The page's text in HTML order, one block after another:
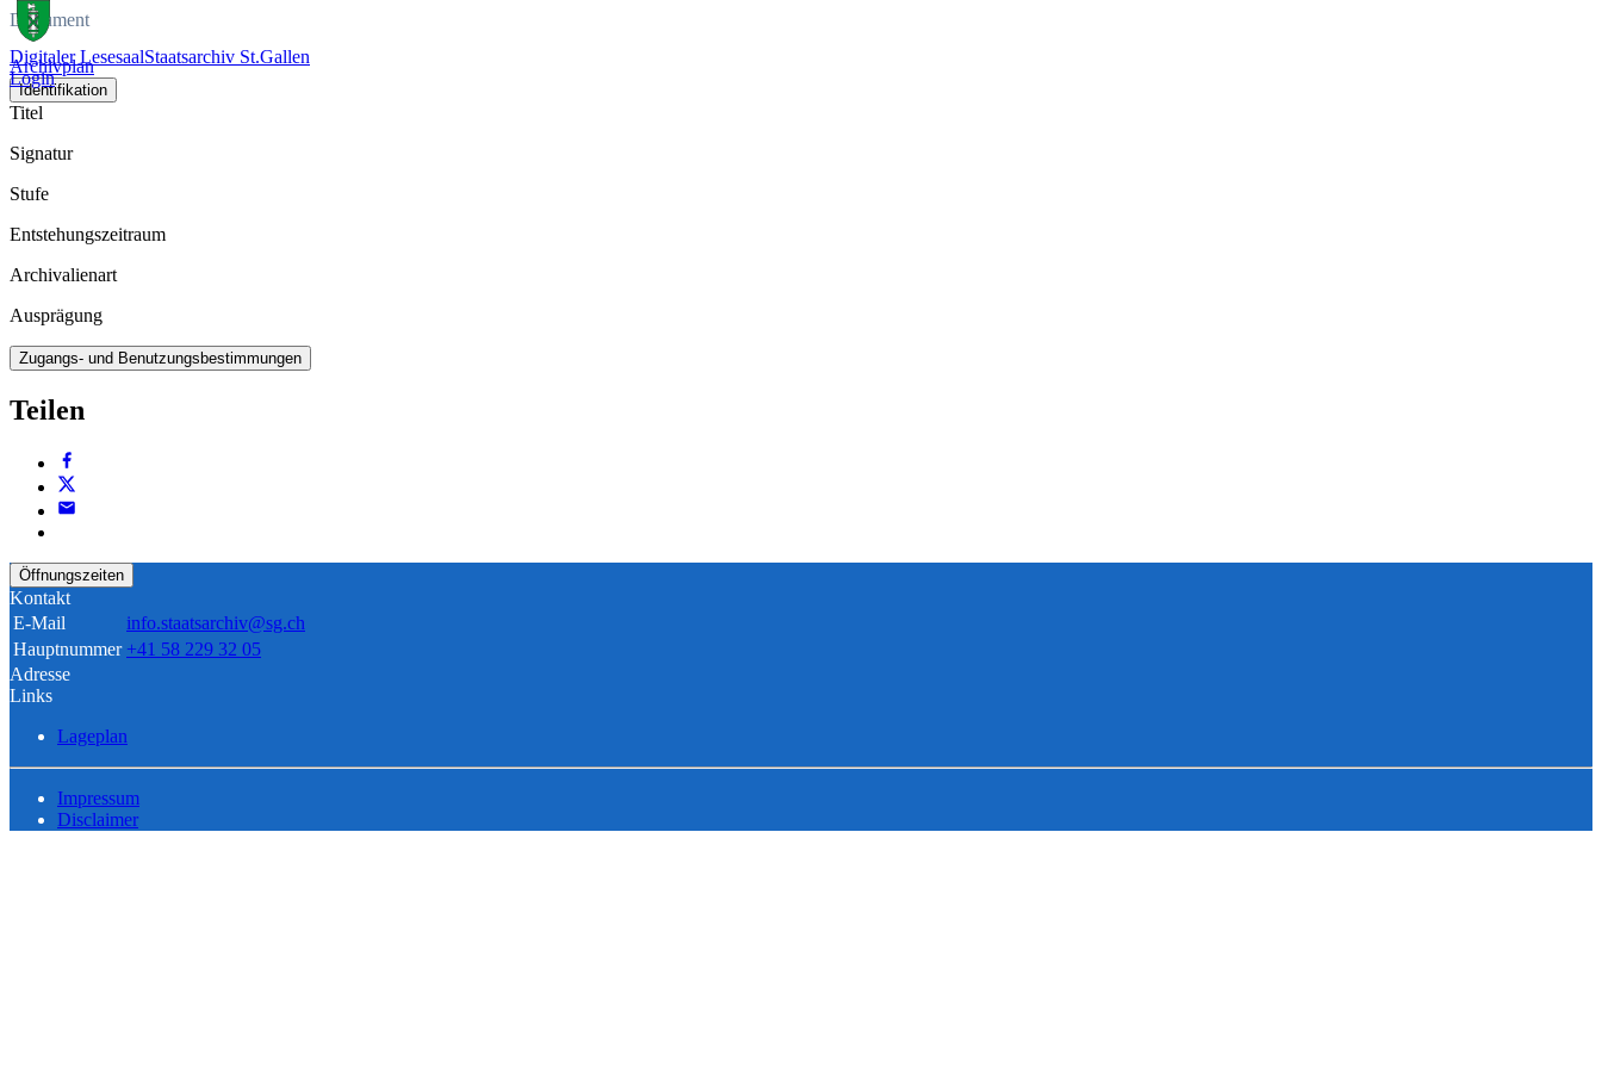
Digitaler LesesaalStaatsarchiv St.Gallen
Login
Dokument
Archivplan
Identifikation
Titel
Signatur
Stufe
Entstehungszeitraum
Archivalienart
Ausprägung
Zugangs- und Benutzungsbestimmungen
Teilen
Öffnungszeiten
Kontakt
E-Mail
info.staatsarchiv@sg.ch
Hauptnummer +41 58 229 32 05
Adresse
Links
Lageplan
Impressum
Disclaimer